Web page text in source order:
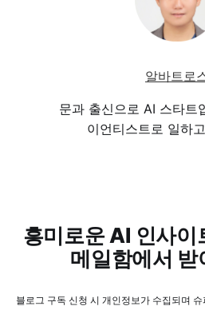
알바트로
문과 출신으로 AI 스타트
이언티스트로 일하
흥미로운 AI 인사이
메일함에서 받
블로그 구독 신청 시 개인정보가 수집되며